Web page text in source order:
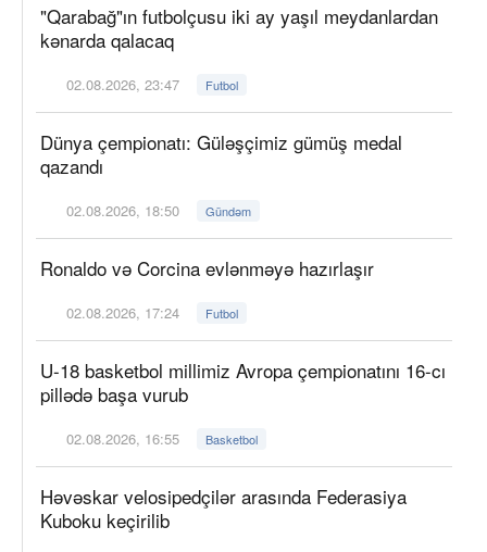
"Qarabağ"ın futbolçusu iki ay yaşıl meydanlardan
kənarda qalacaq
02.08.2026, 23:47 Futbol
Dünya çempionatı: Güləşçimiz gümüş medal
qazandı
02.08.2026, 18:50 Gündəm
Ronaldo və Corcina evlənməyə hazırlaşır
02.08.2026, 17:24 Futbol
U-18 basketbol millimiz Avropa çempionatını 16-cı
pillədə başa vurub
02.08.2026, 16:55 Basketbol
Həvəskar velosipedçilər arasında Federasiya
Kuboku keçirilib